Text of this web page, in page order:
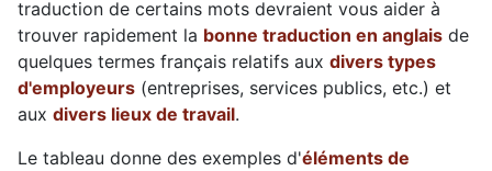
traduction de certains mots devraient vous aider à
trouver rapidement la bonne traduction en anglais de
quelques termes français relatifs aux divers types
d'employeurs (entreprises, services publics, etc.) et
aux divers lieux de travail.
Le tableau donne des exemples d'éléments de